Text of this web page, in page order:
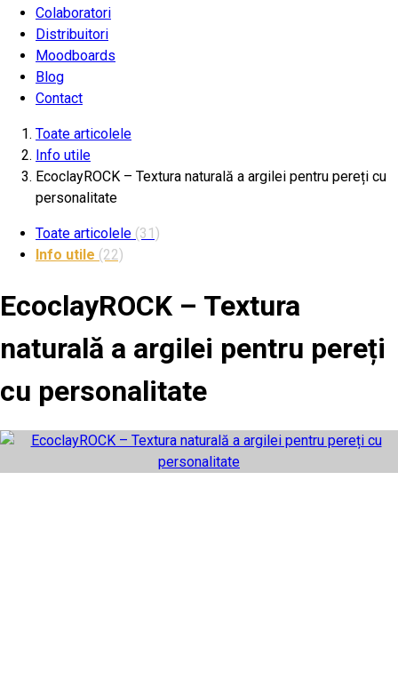
Colaboratori
Distribuitori
Moodboards
Blog
Contact
Toate articolele
Info utile
EcoclayROCK – Textura naturală a argilei pentru pereți cu
personalitate
Toate articolele (31)
Info utile (22)
EcoclayROCK – Textura
naturală a argilei pentru pereți
cu personalitate